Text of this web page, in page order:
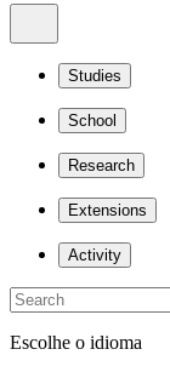
Studies
School
Research
Extensions
Activity
Escolhe o idioma